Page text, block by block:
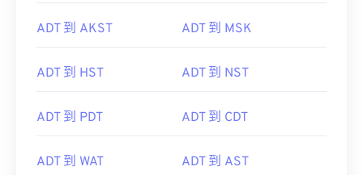
ADT 到 AKST ADT 到 MSK
ADT 到 HST ADT 到 NST
ADT 到 PDT ADT 到 CDT
ADT 到 WAT ADT 到 AST